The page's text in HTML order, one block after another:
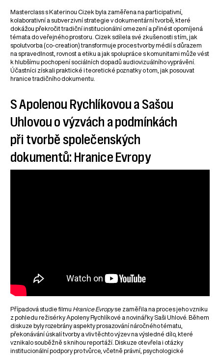
Masterclass s Katerinou Cizek byla zaměřena na participativní,
kolaborativní a subverzivní strategie v dokumentární tvorbě, které
dokážou překročit tradiční institucionální omezení a přinést opomíjená
témata do veřejného prostoru. Cizek sdílela své zkušenosti s tím, jak
spolutvorba (co-creation) transformuje proces tvorby médií s důrazem
na spravedlnost, rovnost a etiku a jak spolupráce s komunitami může vést
k hlubšímu pochopení sociálních dopadů audiovizuálního vyprávění.
Účastníci získali praktické i teoretické poznatky o tom, jak posouvat
hranice tradičního dokumentu.
S Apolenou Rychlíkovou a Sašou
Uhlovou o výzvách a podmínkách
při tvorbě společenských
dokumentů: Hranice Evropy
Případová studie filmu Hranice Evropyse zaměřila na proces jeho vzniku
z pohledu režisérky Apoleny Rychlíkové a novinářky Saši Uhlové. Během
diskuze byly rozebrány aspekty prosazování náročného tématu,
překonávání úskalí tvorby a vliv těchto výzev na výsledné dílo, které
vznikalo souběžně s knihou reportáží. Diskuze otevřela i otázky
institucionální podpory pro tvůrce, včetně právní, psychologické